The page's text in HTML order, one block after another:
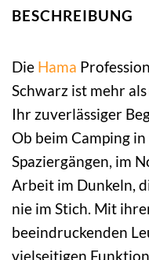
BESCHREIBUNG
Die Hama
Schwarz ist mehr
Ihr zuverlässiger
Ob beim Camping
Spaziergängen, im
Arbeit im Dunkeln,
nie im Stich. Mit
beeindruckenden
vielseitigen